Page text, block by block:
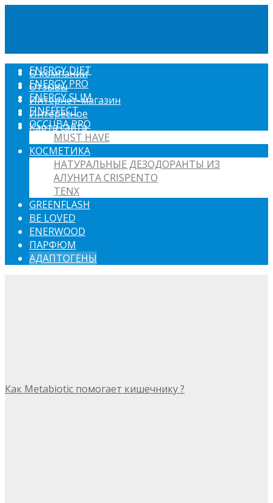
О компании
Отзывы
Интернет-магазин
Интересное
Карта сайта
ENERGY DIET
ENERGY PRO
ENERGY SLIM
FINEFFECT
OCCUBA PRO
MUST HAVE
КОСМЕТИКА
НАТУРАЛЬНЫЕ ДЕЗОДОРАНТЫ ИЗ
АЛУНИТА CRISPENTO
TENX
GREENFLASH
BE LOVED
ENERWOOD
ПАРФЮМ
АДАПТОГЕНЫ
Как Metabiotic помогает кишечнику ?